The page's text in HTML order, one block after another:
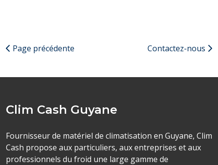
Page précédente Contactez-nous
Clim Cash Guyane
Fournisseur de matériel de climatisation en Guyane, Clim
Cash propose aux particuliers, aux entreprises et aux
professionnels du froid une large gamme de